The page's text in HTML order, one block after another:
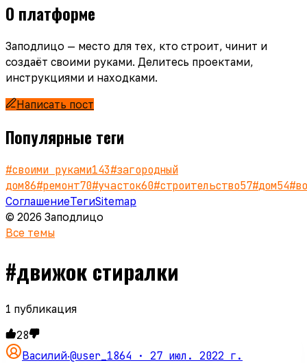
О платформе
Заподлицо — место для тех, кто строит, чинит и
создаёт своими руками. Делитесь проектами,
инструкциями и находками.
Написать пост
Популярные теги
#своими руками143#загородный
дом86#ремонт70#участок60#строительство57#дом54#
СоглашениеТегиSitemap
© 2026 Заподлицо
Все темы
#движок стиралки
1 публикация
28
Василий·@user_1864 · 27 июл. 2022 г.